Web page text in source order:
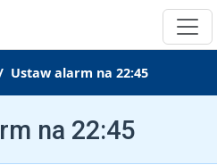
Ustaw alarm na 22:45
na 22:45